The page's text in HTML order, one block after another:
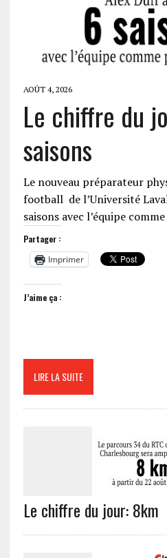
AOÛT 4, 2026
Le chiffre du
saisons
Le nouveau préparateur
football de l’Université
saisons avec l’équipe
Partager :
Imprimer
J’aime ça :
LIRE LA SUITE
Le chiffre du jour: 8km